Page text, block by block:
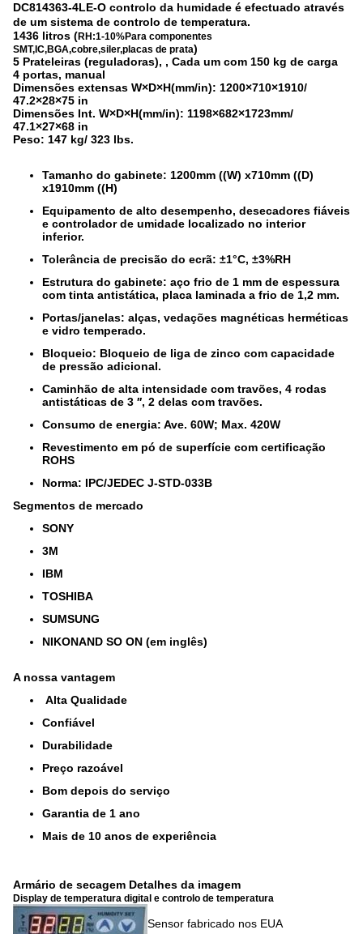
DC814363-4LE-O controlo da humidade é efectuado através
de um sistema de controlo de temperatura.
1436 litros (RH:1-10%Para componentes
SMT,IC,BGA,cobre,siler,placas de prata)
5 Prateleiras (reguladoras), , Cada um com 150 kg de carga
4 portas, manual
Dimensões extensas W×D×H(mm/in): 1200×710×1910/
47.2×28×75 in
Dimensões Int. W×D×H(mm/in): 1198×682×1723mm/
47.1×27×68 in
Peso: 147 kg/ 323 lbs.
Tamanho do gabinete: 1200mm ((W) x710mm ((D)
x1910mm ((H)
Equipamento de alto desempenho, desecadores fiáveis
e controlador de umidade localizado no interior
inferior.
Tolerância de precisão do ecrã: ±1°C, ±3%RH
Estrutura do gabinete: aço frio de 1 mm de espessura
com tinta antistática, placa laminada a frio de 1,2 mm.
Portas/janelas: alças, vedações magnéticas herméticas
e vidro temperado.
Bloqueio: Bloqueio de liga de zinco com capacidade
de pressão adicional.
Caminhão de alta intensidade com travões, 4 rodas
antistáticas de 3 ′′, 2 delas com travões.
Consumo de energia: Ave. 60W; Max. 420W
Revestimento em pó de superfície com certificação
ROHS
Norma: IPC/JEDEC J-STD-033B
Segmentos de mercado
SONY
3M
IBM
TOSHIBA
SUMSUNG
NIKONAND SO ON (em inglês)
A nossa vantagem
Alta Qualidade
Confiável
Durabilidade
Preço razoável
Bom depois do serviço
Garantia de 1 ano
Mais de 10 anos de experiência
Armário de secagem Detalhes da imagem
Display de temperatura digital e controlo de temperatura
Sensor fabricado nos EUA